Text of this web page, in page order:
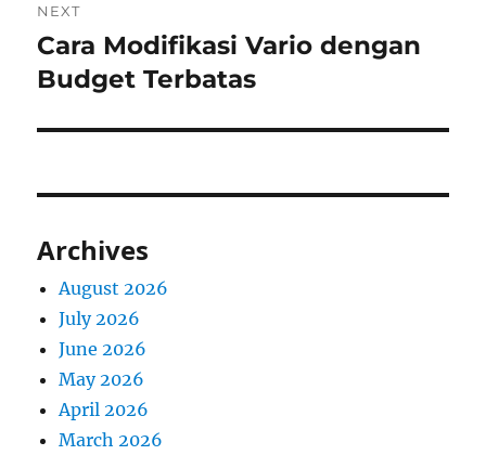
NEXT
Next
post:
Cara Modifikasi Vario dengan
Budget Terbatas
Archives
August 2026
July 2026
June 2026
May 2026
April 2026
March 2026